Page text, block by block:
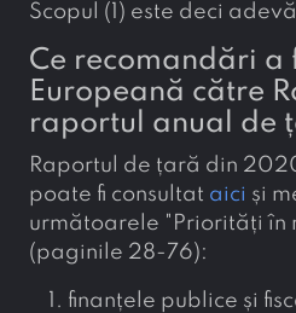
Scopul (1) este deci
Ce recomandări a
Europeană către
raportul anual de
Raportul de țară din
poate fi consultat aici și
următoarele "Priorități în
(paginile 28-76):
finanțele publice și